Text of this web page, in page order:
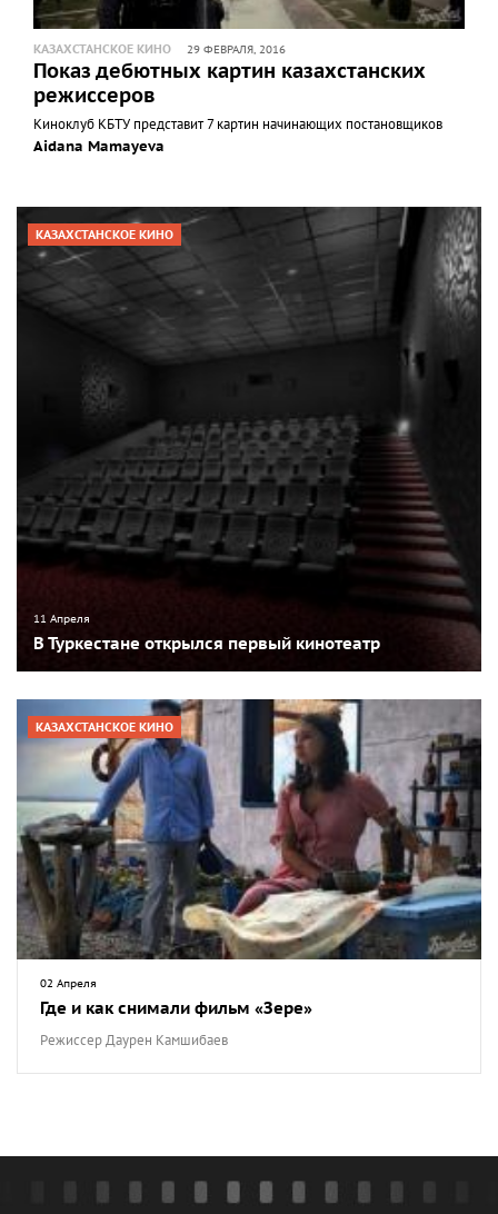
КАЗАХСТАНСКОЕ КИНО 29 ФЕВРАЛЯ, 2016
Показ дебютных картин казахстанских
режиссеров
Киноклуб КБТУ представит 7 картин начинающих постановщиков
Aidana Mamayeva
КАЗАХСТАНСКОЕ КИНО
11 Апреля
В Туркестане открылся первый кинотеатр
КАЗАХСТАНСКОЕ КИНО
02 Апреля
Где и как снимали фильм «Зере»
Режиссер Даурен Камшибаев